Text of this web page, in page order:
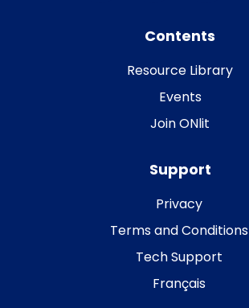
Contents
Resource Library
Events
Join ONlit
Support
Privacy
Terms and Conditions
Tech Support
Français